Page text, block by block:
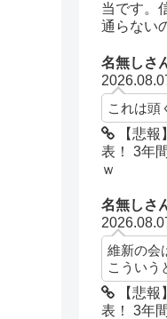
当です。
通らない
名無しさ
これは頭
【悲
表！ 3年
ｗ
名無しさ
維新の会
こういう
【悲
表！ 3年